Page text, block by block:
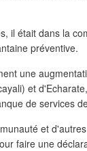
il était dans la
préventive.
une
et
de services
et
faire une